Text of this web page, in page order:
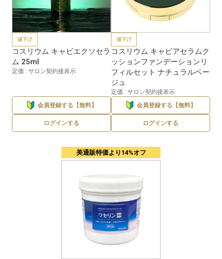
値下げ
コスリウム キャビエクソセラ
ム 25ml
定価 : サロン契約後表示
会員登録する【無料】
ログインする
値下げ
コスリウム キャビアセラムク
ッションファンデーションリ
フィルセット ナチュラルベー
ジュ
定価 : サロン契約後表示
会員登録する【無料】
ログインする
美通販特価より14%オフ